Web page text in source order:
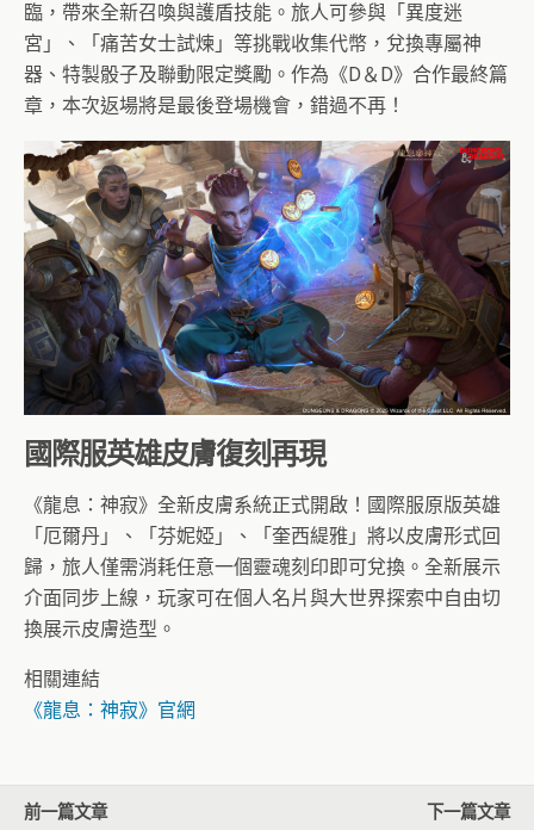
臨，帶來全新召喚與護盾技能。旅人可參與「異度迷
宮」、「痛苦女士試煉」等挑戰收集代幣，兌換專屬神
器、特製骰子及聯動限定獎勵。作為《D＆D》合作最終篇
章，本次返場將是最後登場機會，錯過不再！
國際服英雄皮膚復刻再現
《龍息：神寂》全新皮膚系統正式開啟！國際服原版英雄
「厄爾丹」、「芬妮婭」、「奎西緹雅」將以皮膚形式回
歸，旅人僅需消耗任意一個靈魂刻印即可兌換。全新展示
介面同步上線，玩家可在個人名片與大世界探索中自由切
換展示皮膚造型。
相關連結
《龍息：神寂》官網
前一篇文章
下一篇文章